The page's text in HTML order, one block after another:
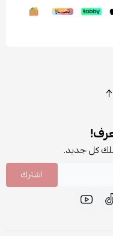
كل جديد.
اشترك